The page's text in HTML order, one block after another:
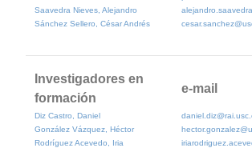
Saavedra Nieves, Alejandro
Sánchez Sellero, César Andrés
Investigadores en
formación
e-mail
Diz Castro, Daniel
González Vázquez, Héctor
Rodríguez Acevedo, Iria